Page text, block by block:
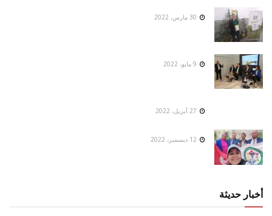
30 مارس، 2022
9 مايو، 2022
27 أبريل، 2022
12 ديسمبر، 2022
أخبار حديثة